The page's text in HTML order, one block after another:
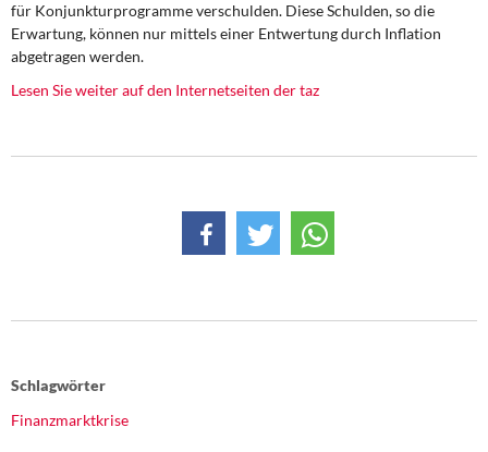
Weitere Themen
für Konjunkturprogramme verschulden. Diese Schulden, so die
Erwartung, können nur mittels einer Entwertung durch Inflation
abgetragen werden.
Lesen Sie weiter auf den Internetseiten der taz
Schlagwörter
Finanzmarktkrise